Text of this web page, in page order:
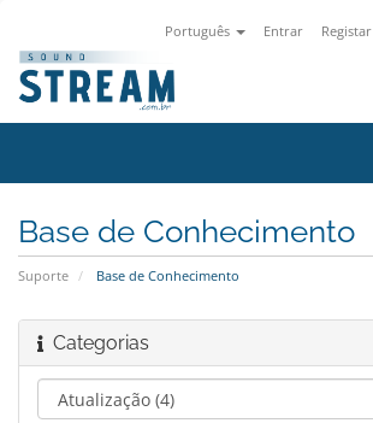
Português Entrar Registar
Base de Conhecimento
Suporte Base de Conhecimento
Categorias